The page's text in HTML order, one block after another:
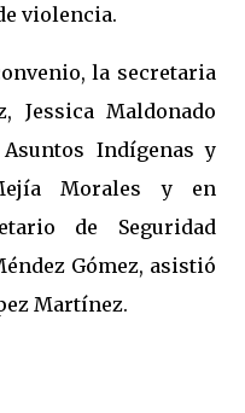
violencia.
la secretaria
Jessica Maldonado
Indígenas y
Morales y en
de Seguridad
Gómez, asistió
Martínez.